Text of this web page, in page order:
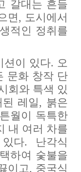
갈대는 흔들
면, 도시에서
적인 정취를
션이 있다. 오
문화 창작 단
회와 특색 있
레일, 붉은
월이 독특한
내 여러 차를
있다. 난각식
하여 숯불을
이고, 중국식